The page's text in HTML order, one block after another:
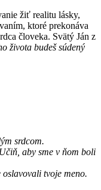
žiť realitu lásky,
ktoré prekonáva
človeka. Svätý Ján z
života budeš súdený
srdcom.
Učiň, aby sme v ňom boli
oslavovali tvoje meno.